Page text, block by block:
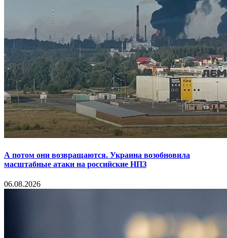
А потом они возвращаются. Украина возобновила
масштабные атаки на российские НПЗ
06.08.2026